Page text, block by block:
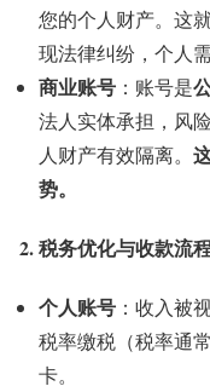
您的个人财产。这
现法律纠纷，个人需
商业账号 ：账号是
法人实体承担，风
人财产有效隔离。
势。
2. 税务优化与收款流
个人账号 ：收入被
税率缴税（税率通
卡。